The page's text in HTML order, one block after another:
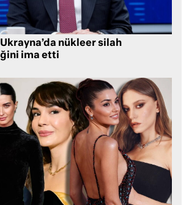
nükleer silah
ima etti